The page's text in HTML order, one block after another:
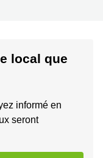
local que
informé en
seront